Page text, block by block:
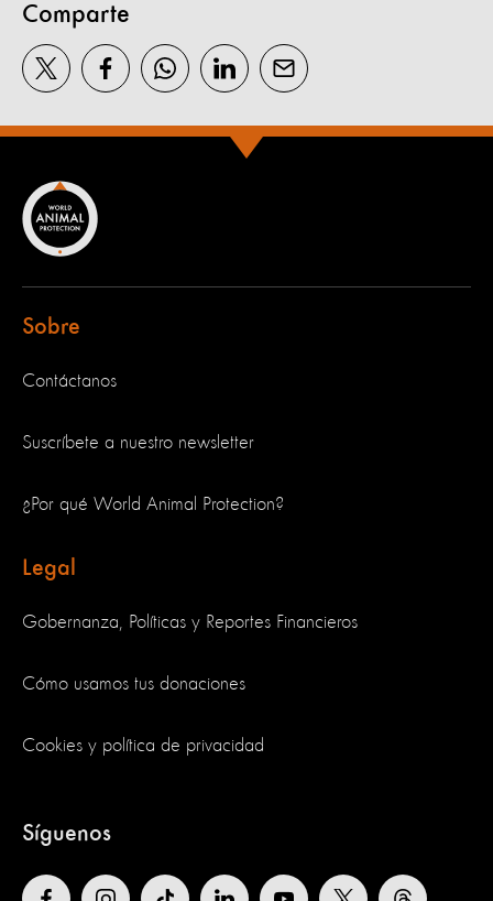
Comparte
Sobre
Contáctanos
Suscríbete a nuestro newsletter
¿Por qué World Animal Protection?
Legal
Gobernanza, Políticas y Reportes Financieros
Cómo usamos tus donaciones
Cookies y política de privacidad
Síguenos